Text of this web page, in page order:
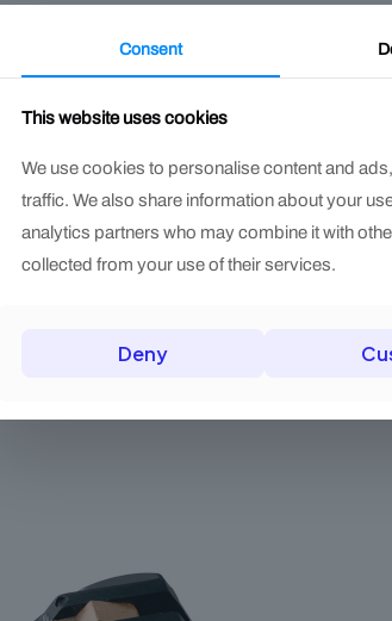
decisiones más consistentes
número de referencia que ayuda a
registrar cambios y
pies pares.
Consent
This website uses cookies
We use cookies to personalise content and
traffic. We also share information about your
analytics partners who may combine it with
collected from your use of their services.
Deny